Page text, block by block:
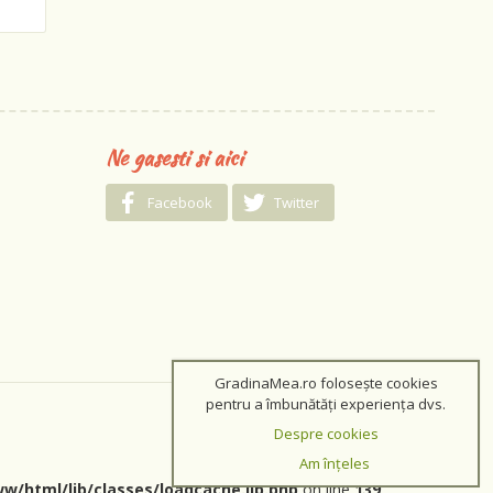
Ne gasesti si aici
Facebook Twitter
GradinaMea.ro folosește cookies
pentru a îmbunătăți experiența dvs.
Despre cookies
Am înțeles